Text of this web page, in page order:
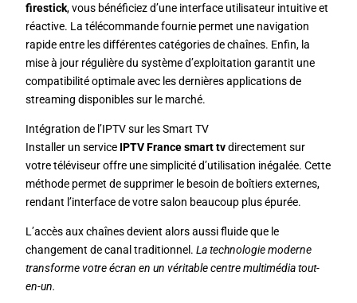
firestick, vous bénéficiez d’une interface utilisateur intuitive et
réactive. La télécommande fournie permet une navigation
rapide entre les différentes catégories de chaînes. Enfin, la
mise à jour régulière du système d’exploitation garantit une
compatibilité optimale avec les dernières applications de
streaming disponibles sur le marché.
Intégration de l’IPTV sur les Smart TV
Installer un service IPTV France smart tvdirectement sur
votre téléviseur offre une simplicité d’utilisation inégalée. Cette
méthode permet de supprimer le besoin de boîtiers externes,
rendant l’interface de votre salon beaucoup plus épurée.
L’accès aux chaînes devient alors aussi fluide que le
changement de canal traditionnel. La technologie moderne
transforme votre écran en un véritable centre multimédia tout-
en-un.